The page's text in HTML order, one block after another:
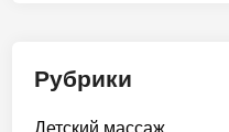
Рубрики